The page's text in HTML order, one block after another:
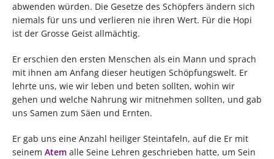
abwenden würden. Die Gesetze des Schöpfers ändern sich
niemals für uns und verlieren nie ihren Wert. Für die Hopi
ist der Grosse Geist allmächtig.
Er erschien den ersten Menschen als ein Mann und sprach
mit ihnen am Anfang dieser heutigen Schöpfungswelt. Er
lehrte uns, wie wir leben und beten sollten, wohin wir
gehen und welche Nahrung wir mitnehmen sollten, und gab
uns Samen zum Säen und Ernten.
Er gab uns eine Anzahl heiliger Steintafeln, auf die Er mit
seinem Atem alle Seine Lehren geschrieben hatte, um Sein